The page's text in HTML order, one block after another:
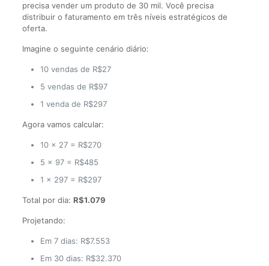
precisa vender um produto de 30 mil. Você precisa
distribuir o faturamento em três níveis estratégicos de
oferta.
Imagine o seguinte cenário diário:
10 vendas de R$27
5 vendas de R$97
1 venda de R$297
Agora vamos calcular:
10 × 27 = R$270
5 × 97 = R$485
1 × 297 = R$297
Total por dia: R$1.079
Projetando:
Em 7 dias: R$7.553
Em 30 dias: R$32.370